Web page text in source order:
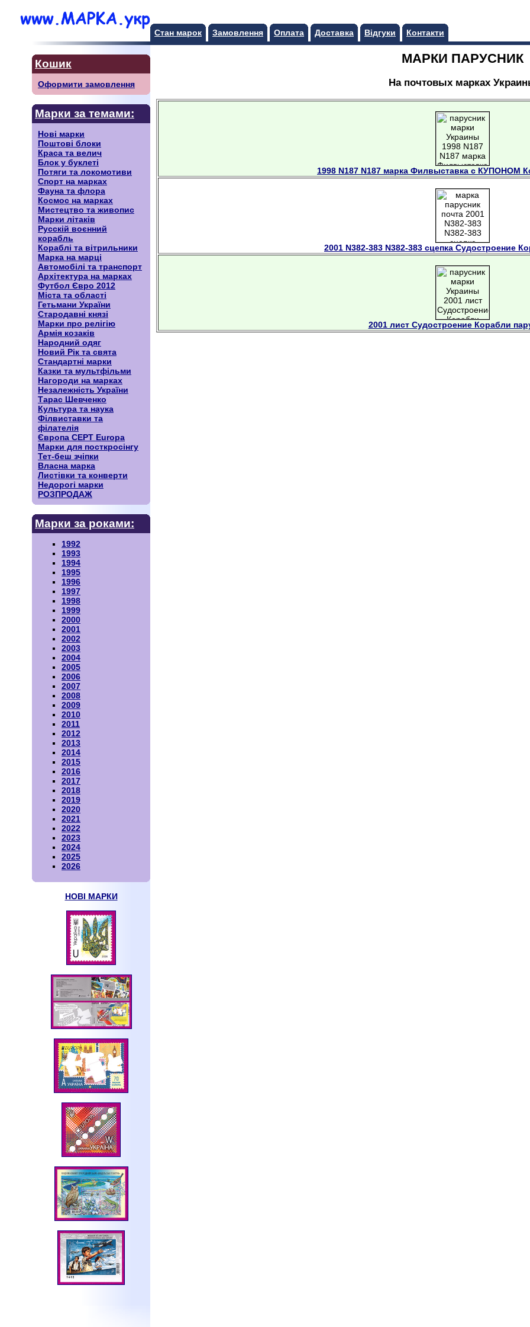
Стан марок Замовлення Оплата Доставка Відгуки Контакти
Кошик
Оформити замовлення
Марки за темами:
Нові марки
Поштові блоки
Краса та велич
Блок у буклеті
Потяги та локомотиви
Спорт на марках
Фауна та флора
Космос на марках
Мистецтво та живопис
Марки літаків
Русскiй воєнний
корабль
Кораблі та вітрильники
Марка на марці
Автомобілі та транспорт
Архітектура на марках
Футбол Євро 2012
Міста та області
Гетьмани України
Стародавні князі
Марки про релігію
Армія козаків
Народний одяг
Новий Рік та свята
Стандартні марки
Казки та мультфільми
Нагороди на марках
Незалежність України
Тарас Шевченко
Культура та наука
Філвиставки та
філателія
Європа CEPT Europa
Марки для посткросінгу
Тет-беш зчіпки
Власна марка
Листівки та конверти
Недорогі марки
РОЗПРОДАЖ
Марки за роками:
1992
1993
1994
1995
1996
1997
1998
1999
2000
2001
2002
2003
2004
2005
2006
2007
2008
2009
2010
2011
2012
2013
2014
2015
2016
2017
2018
2019
2020
2021
2022
2023
2024
2025
2026
НОВІ МАРКИ
МАРКИ ПАРУСНИК
На почтовых марках
1998 N187 N187 марка Филвыставка с КУПОНОМ
2001 N382-383 N382-383 сцепка Судостроение
2001 лист Судостроение Корабли